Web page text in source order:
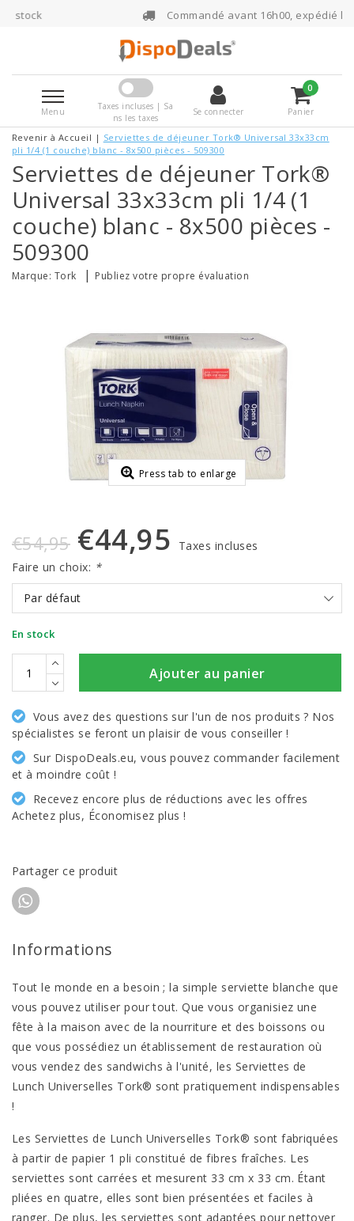
Commandé avant 16h00, expédié le jour même
Menu
Taxes incluses | Sa
ns les taxes
Se connecter
0
Panier
Revenir à Accueil | Serviettes de déjeuner Tork® Universal 33x33cm
pli 1/4 (1 couche) blanc - 8x500 pièces - 509300
Serviettes de déjeuner Tork®
Universal 33x33cm pli 1/4 (1
couche) blanc - 8x500 pièces -
509300
Marque: Tork | Publiez votre propre évaluation
Press tab to enlarge
€54,95 €44,95
Taxes incluses
Faire un choix: *
Par défaut
En stock
Ajouter au panier
Vous avez des questions sur l'un de nos produits ? Nos
spécialistes se feront un plaisir de vous conseiller !
Sur DispoDeals.eu, vous pouvez commander facilement
et à moindre coût !
Recevez encore plus de réductions avec les offres
Achetez plus, Économisez plus !
Partager ce produit
Informations
Tout le monde en a besoin ; la simple serviette blanche que
vous pouvez utiliser pour tout. Que vous organisiez une
fête à la maison avec de la nourriture et des boissons ou
que vous possédiez un établissement de restauration où
vous vendez des sandwichs à l'unité, les Serviettes de
Lunch Universelles Tork® sont pratiquement indispensables
!
Les Serviettes de Lunch Universelles Tork® sont fabriquées
à partir de papier 1 pli constitué de fibres fraîches. Les
serviettes sont carrées et mesurent 33 cm x 33 cm. Étant
pliées en quatre, elles sont bien présentées et faciles à
ranger. De plus, les serviettes sont adaptées pour nettoyer